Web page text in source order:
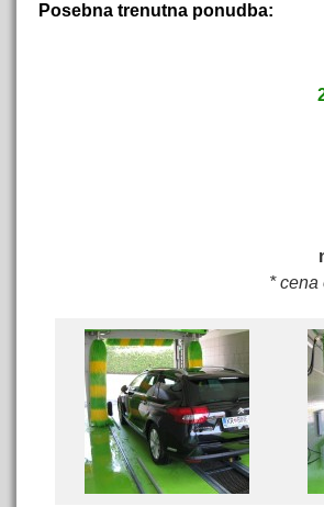
Posebna trenutna ponudba:
* cena